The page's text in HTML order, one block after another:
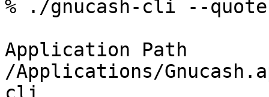
% ./gnucash-cli --
Application Path
/Applications/